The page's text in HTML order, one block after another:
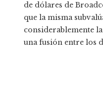
de dólares de
que la misma
considerablemente
una fusión entre los